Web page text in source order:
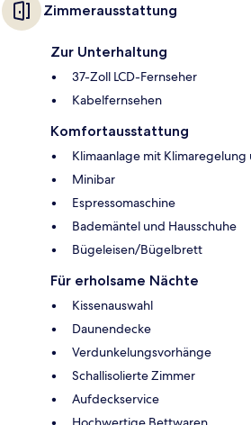
Zimmerausstattung
Zur Unterhaltung
37-Zoll LCD-Fernseher
Kabelfernsehen
Komfortausstattung
Klimaanlage mit Klimaregelung
Minibar
Espressomaschine
Bademäntel und Hausschuhe
Bügeleisen/Bügelbrett
Für erholsame Nächte
Kissenauswahl
Daunendecke
Verdunkelungsvorhänge
Schallisolierte Zimmer
Aufdeckservice